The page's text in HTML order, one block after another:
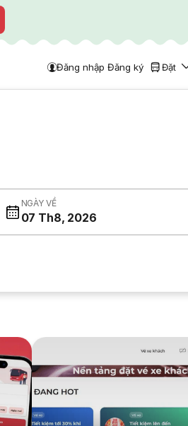
Đăng nhập Đăng ký Đặt
NGÀY VỀ
07 Th8, 2026